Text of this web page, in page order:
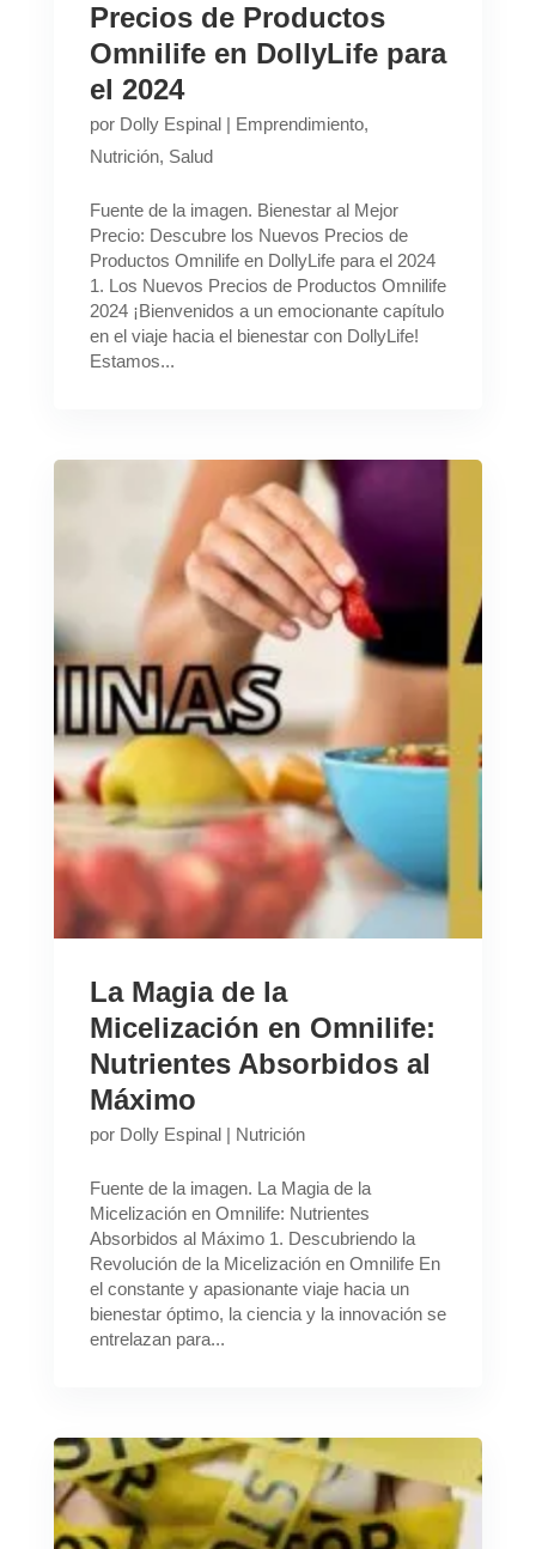
Precios de Productos
Omnilife en DollyLife para
el 2024
por Dolly Espinal| Emprendimiento,
Nutrición, Salud
Fuente de la imagen. Bienestar al Mejor
Precio: Descubre los Nuevos Precios de
Productos Omnilife en DollyLife para el 2024
1. Los Nuevos Precios de Productos Omnilife
2024 ¡Bienvenidos a un emocionante capítulo
en el viaje hacia el bienestar con DollyLife!
Estamos...
La Magia de la
Micelización en Omnilife:
Nutrientes Absorbidos al
Máximo
por Dolly Espinal| Nutrición
Fuente de la imagen. La Magia de la
Micelización en Omnilife: Nutrientes
Absorbidos al Máximo 1. Descubriendo la
Revolución de la Micelización en Omnilife En
el constante y apasionante viaje hacia un
bienestar óptimo, la ciencia y la innovación se
entrelazan para...